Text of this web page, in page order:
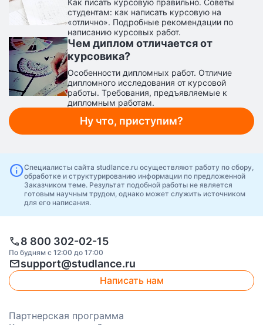
Как писать курсовую правильно. Советы
студентам: как написать курсовую на
«отлично». Подробные рекомендации по
написанию курсовых работ.
Чем диплом отличается от
курсовика?
Особенности дипломных работ. Отличие
дипломного исследования от курсовой
работы. Требования, предъявляемые к
дипломным работам.
Ну что, приступим?
infoСпециалисты сайта studlance.ru осуществляют работу по сбору,
обработке и структурированию информации по предложенной
Заказчиком теме. Результат подобной работы не является
готовым научным трудом, однако может служить источником
для его написания.
call8 800 302-02-15
По будням с 12:00 до 17:00
mailsupport@studlance.ru
Написать нам
Партнерская программа